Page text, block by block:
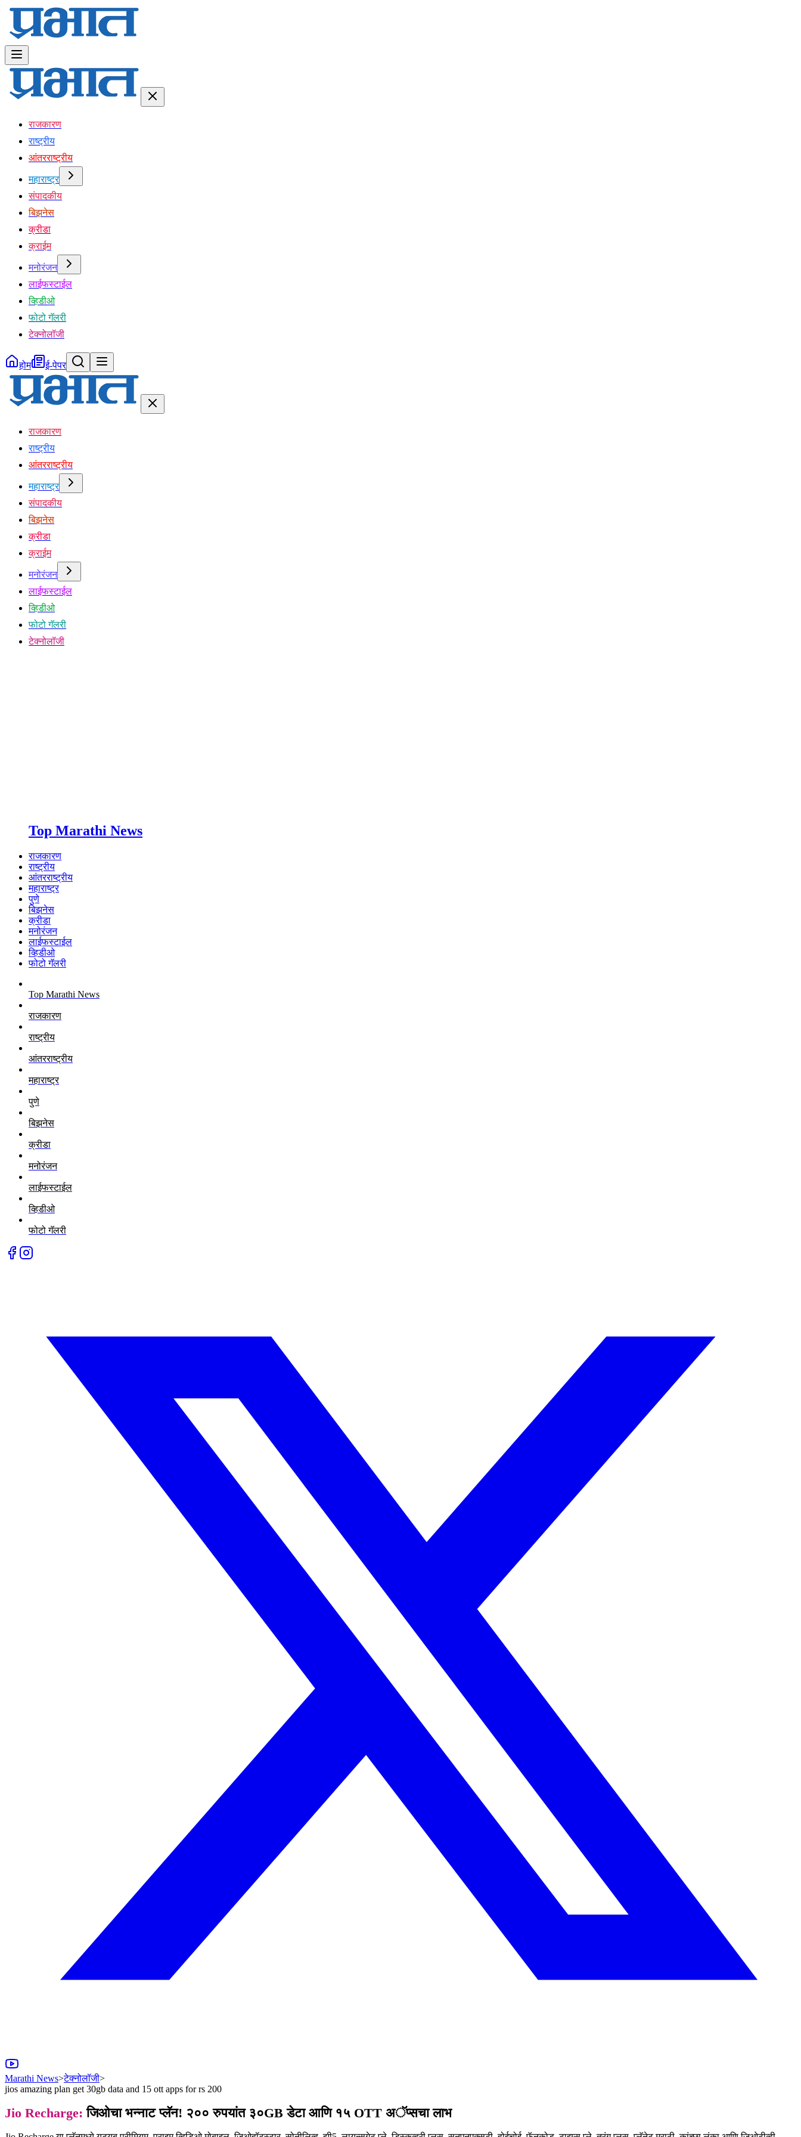
राजकारण
राष्ट्रीय
आंतरराष्ट्रीय
महाराष्ट्र
संपादकीय
बिझनेस
क्रीडा
क्राईम
मनोरंजन
लाईफस्टाईल
व्हिडीओ
फोटो गॅलरी
टेक्नोलॉजी
होम ई-पेपर
राजकारण
राष्ट्रीय
आंतरराष्ट्रीय
महाराष्ट्र
संपादकीय
बिझनेस
क्रीडा
क्राईम
मनोरंजन
लाईफस्टाईल
व्हिडीओ
फोटो गॅलरी
टेक्नोलॉजी
Top Marathi News
राजकारण
राष्ट्रीय
आंतरराष्ट्रीय
महाराष्ट्र
पुणे
बिझनेस
क्रीडा
मनोरंजन
लाईफस्टाईल
व्हिडीओ
फोटो गॅलरी
Top Marathi News
राजकारण
राष्ट्रीय
आंतरराष्ट्रीय
महाराष्ट्र
पुणे
बिझनेस
क्रीडा
मनोरंजन
लाईफस्टाईल
व्हिडीओ
फोटो गॅलरी
Marathi News>टेक्नोलॉजी>
jios amazing plan get 30gb data and 15 ott apps for rs 200
Jio Recharge: जिओचा भन्नाट प्लॅन! २०० रुपयांत ३०GB डेटा आणि १५ OTT अॅप्सचा लाभ